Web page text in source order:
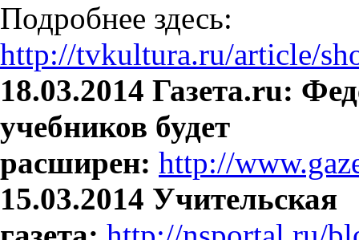
Подробнее здесь:
http://tvkultura.ru/article/
18.03.2014 Газета.ru:
учебников будет
расширен: http://
15.03.2014 Учительская